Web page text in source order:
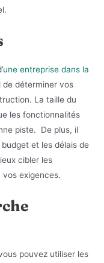
une entreprise dans la
de déterminer vos
La taille du
les fonctionnalités
piste. De plus, il
et les délais de
cibler les
exigences.
pouvez utiliser les